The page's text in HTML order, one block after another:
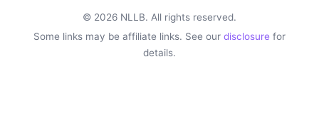
© 2026 NLLB. All rights reserved.
Some links may be affiliate links. See our disclosure for
details.